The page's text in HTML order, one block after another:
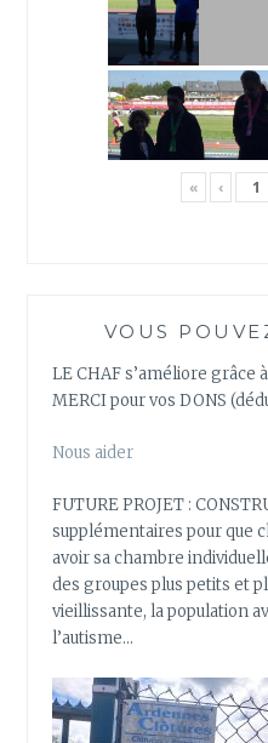
« ‹
VOUS
LE CHAF s’améliore grâce
MERCI pour vos DONS
Nous aider
FUTURE PROJET :
supplémentaires pour que
avoir sa chambre
des groupes plus petits et
vieillissante, la population
l’autisme…